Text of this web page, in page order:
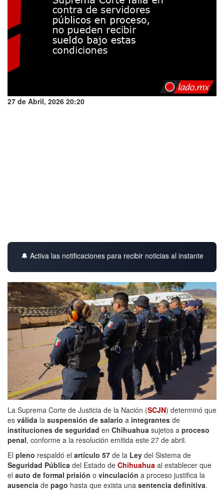
27 de Abril, 2026 20:20
🔔 Activa las notificaciones para recibir noticias al instante
La Suprema Corte de Justicia de la Nación (SCJN) determinó que
es válida la suspensión de salario a integrantes de
instituciones de seguridad en Chihuahua sujetos a proceso
penal, conforme a la resolución emitida este 27 de abril.
El pleno respaldó el artículo 57 de la Ley del Sistema de
Seguridad Pública del Estado de Chihuahua al establecer que
el auto de formal prisión o vinculación a proceso justifica la
ausencia de pago hasta que exista una sentencia definitiva.